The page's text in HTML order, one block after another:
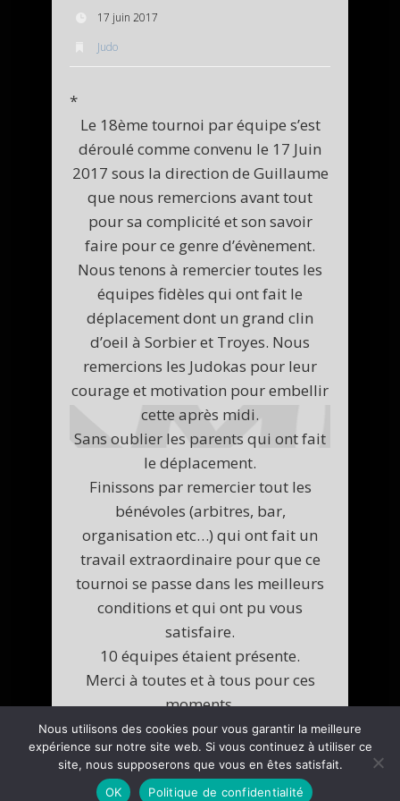
17 juin 2017
Judo
*
Le 18ème tournoi par équipe s’est
déroulé comme convenu le 17 Juin
2017 sous la direction de Guillaume
que nous remercions avant tout
pour sa complicité et son savoir
faire pour ce genre d’évènement.
Nous tenons à remercier toutes les
équipes fidèles qui ont fait le
déplacement dont un grand clin
d’oeil à Sorbier et Troyes. Nous
remercions les Judokas pour leur
courage et motivation pour embellir
cette après midi.
Sans oublier les parents qui ont fait
le déplacement.
Finissons par remercier tout les
bénévoles (arbitres, bar,
organisation etc…) qui ont fait un
travail extraordinaire pour que ce
tournoi se passe dans les meilleurs
conditions et qui ont pu vous
satisfaire.
10 équipes étaient présente.
Merci à toutes et à tous pour ces
moments.
Un album photo est disponible.
Bonne visualisation.
Nous utilisons des cookies pour vous garantir la meilleure
expérience sur notre site web. Si vous continuez à utiliser ce
site, nous supposerons que vous en êtes satisfait.
OK
Politique de confidentialité